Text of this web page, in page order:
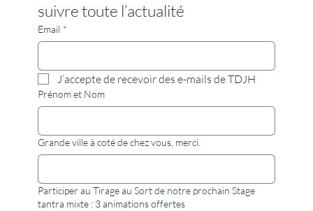
suivre toute l’actualité
Email *
J’accepte de recevoir des e-mails de TDJH
Prénom et Nom
Grande ville à coté de chez vous, merci.
Participer au Tirage au Sort de notre prochain Stage
tantra mixte : 3 animations offertes